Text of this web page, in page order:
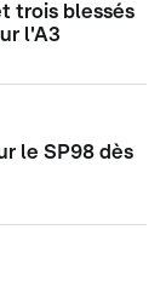
trois blessés
l'A3
le SP98 dès